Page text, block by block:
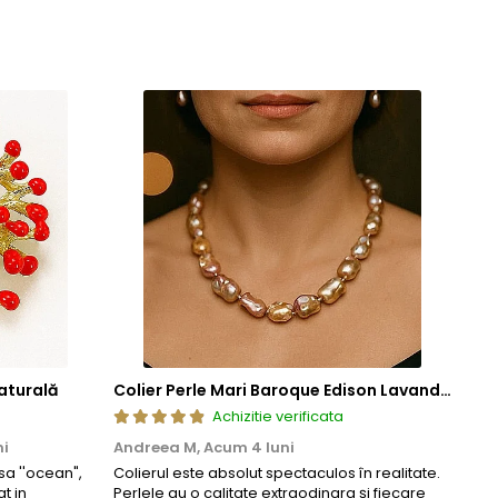
de bijuterii rafinate, concepute pentru a oferi atat placere
''ocean",
in
Colier Perle Mari Baroque Edison Lavandă, Calitatea AAA, Aur 14K | KASKADDA®
Achizitie verificata
Andreea M,Acum 4 luni
Colierul este absolut spectaculos în realitate.
Perlele au o calitate extraodinara și fiecare